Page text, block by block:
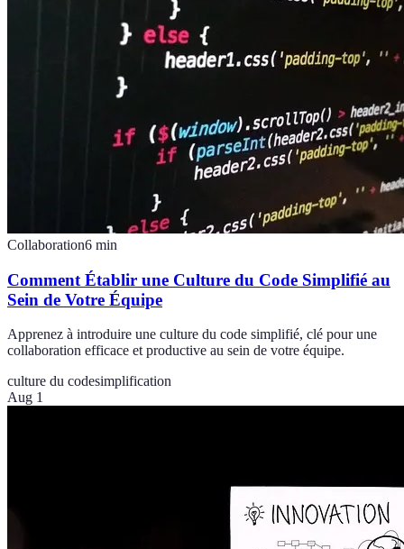
Collaboration6 min
Comment Établir une Culture du Code Simplifié au
Sein de Votre Équipe
Apprenez à introduire une culture du code simplifié, clé pour une
collaboration efficace et productive au sein de votre équipe.
culture du codesimplification
Aug 1